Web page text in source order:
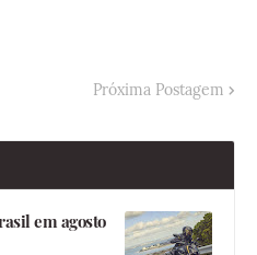
Próxima Postagem
em agosto